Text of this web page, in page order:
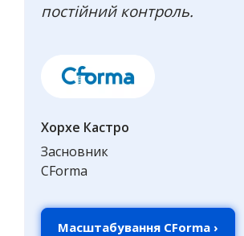
постійний контроль.
Хорхе Кастро
Засновник
CForma
Масштабування CForma ›